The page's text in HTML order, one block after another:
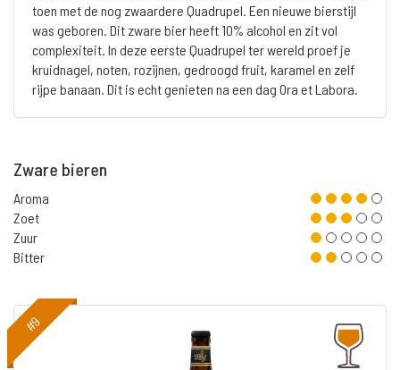
toen met de nog zwaardere Quadrupel. Een nieuwe bierstijl
was geboren. Dit zware bier heeft 10% alcohol en zit vol
complexiteit. In deze eerste Quadrupel ter wereld proef je
kruidnagel, noten, rozijnen, gedroogd fruit, karamel en zelf
rijpe banaan. Dit is echt genieten na een dag Ora et Labora.
Zware bieren
Aroma
Zoet
Zuur
Bitter
#9